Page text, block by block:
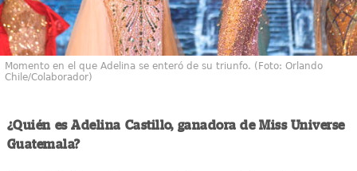
Momento en el que Adelina se enteró de su triunfo. (Foto: Orlando
Chile/Colaborador)
¿Quién es Adelina Castillo, ganadora de Miss Universe
Guatemala?